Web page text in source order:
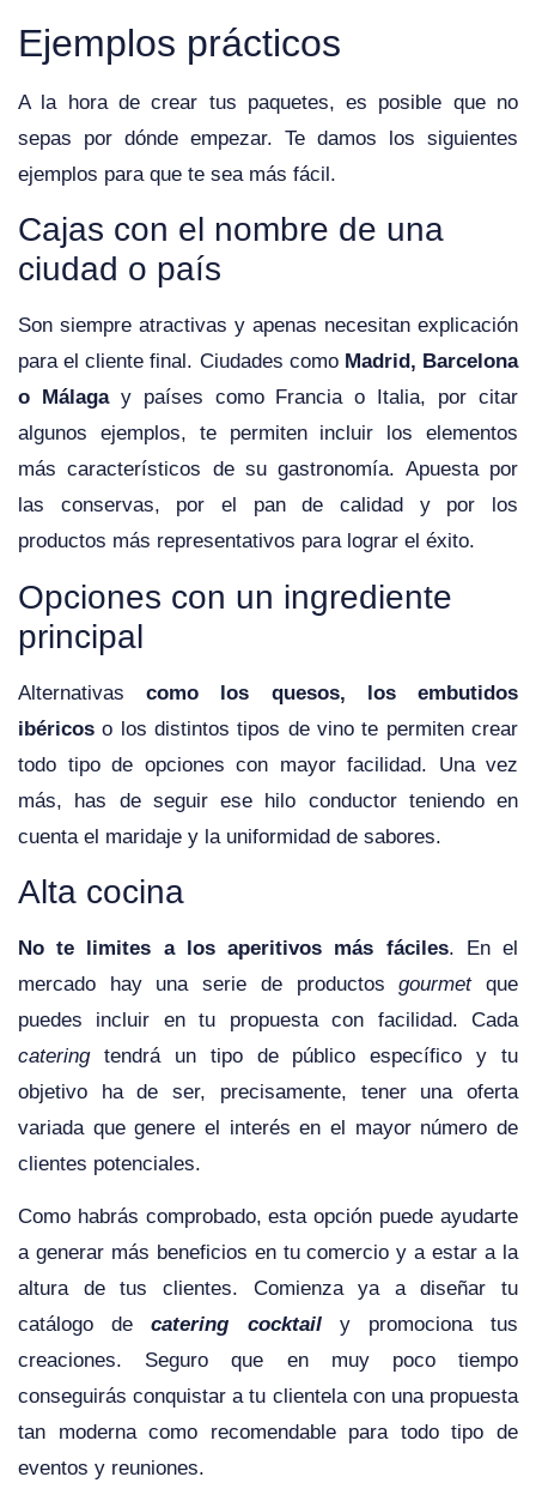
Ejemplos prácticos
A la hora de crear tus paquetes, es posible que no
sepas por dónde empezar. Te damos los siguientes
ejemplos para que te sea más fácil.
Cajas con el nombre de una
ciudad o país
Son siempre atractivas y apenas necesitan explicación
para el cliente final. Ciudades como Madrid, Barcelona
o Málagay países como Francia o Italia, por citar
algunos ejemplos, te permiten incluir los elementos
más característicos de su gastronomía. Apuesta por
las conservas, por el pan de calidad y por los
productos más representativos para lograr el éxito.
Opciones con un ingrediente
principal
Alternativascomo los quesos, los embutidos
ibéricoso los distintos tipos de vino te permiten crear
todo tipo de opciones con mayor facilidad. Una vez
más, has de seguir ese hilo conductor teniendo en
cuenta el maridaje y la uniformidad de sabores.
Alta cocina
No te limites a los aperitivos más fáciles. En el
mercado hay una serie de productosgourmetque
puedes incluir en tu propuesta con facilidad. Cada
cateringtendrá un tipo de público específico y tu
objetivo ha de ser, precisamente, tener una oferta
variada que genere el interés en el mayor número de
clientes potenciales.
Como habrás comprobado, esta opción puede ayudarte
a generar más beneficios en tu comercio y a estar a la
altura de tus clientes. Comienza ya a diseñar tu
catálogo decatering cocktail y promociona tus
creaciones. Seguro que en muy poco tiempo
conseguirás conquistar a tu clientela con una propuesta
tan moderna como recomendable para todo tipo de
eventos y reuniones.